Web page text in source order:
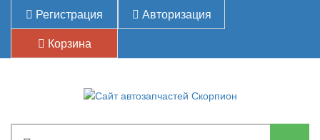
Регистрация
Авторизация
Корзина